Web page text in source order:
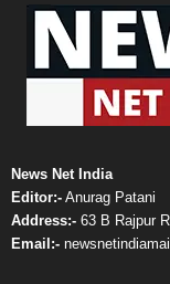
News Net India
Editor:- Anurag Patani
Address:- 63 B Rajpur
Email:-